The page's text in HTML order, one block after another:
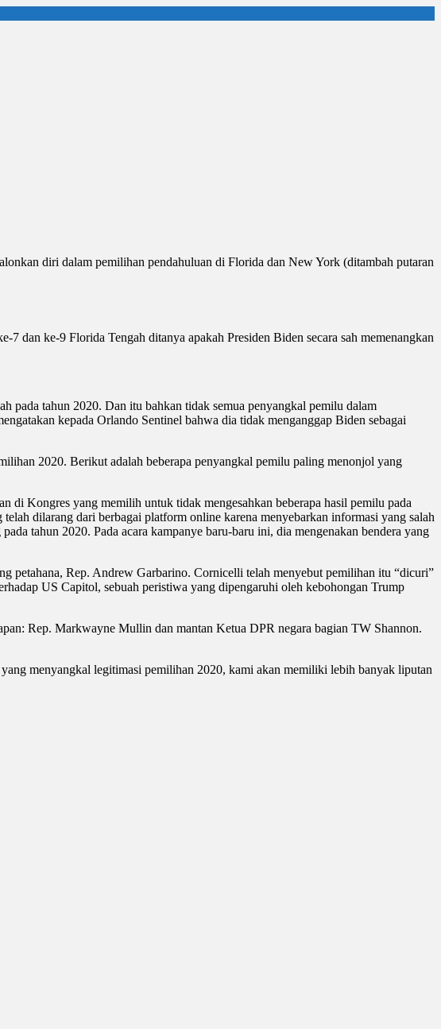
diri dalam pemilihan pendahuluan di Florida dan New York (ditambah putaran
dan ke-9 Florida Tengah ditanya apakah Presiden Biden secara sah memenangkan
pada tahun 2020. Dan itu bahkan tidak semua penyangkal pemilu dalam
kepada Orlando Sentinel bahwa dia tidak menganggap Biden sebagai
2020. Berikut adalah beberapa penyangkal pemilu paling menonjol yang
di Kongres yang memilih untuk tidak mengesahkan beberapa hasil pemilu pada
dilarang dari berbagai platform online karena menyebarkan informasi yang salah
tahun 2020. Pada acara kampanye baru-baru ini, dia mengenakan bendera yang
petahana, Rep. Andrew Garbarino. Cornicelli telah menyebut pemilihan itu “dicuri”
US Capitol, sebuah peristiwa yang dipengaruhi oleh kebohongan Trump
Rep. Markwayne Mullin dan mantan Ketua DPR negara bagian TW Shannon.
menyangkal legitimasi pemilihan 2020, kami akan memiliki lebih banyak liputan